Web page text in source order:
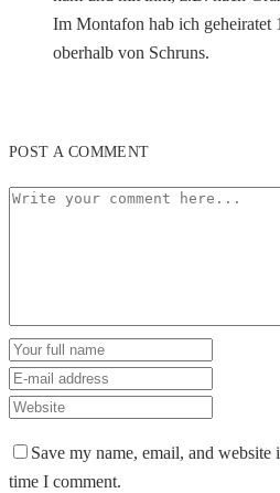
Im Montafon hab ich geheiratet
oberhalb von Schruns.
POST A COMMENT
Save my name, email, and
time I comment.